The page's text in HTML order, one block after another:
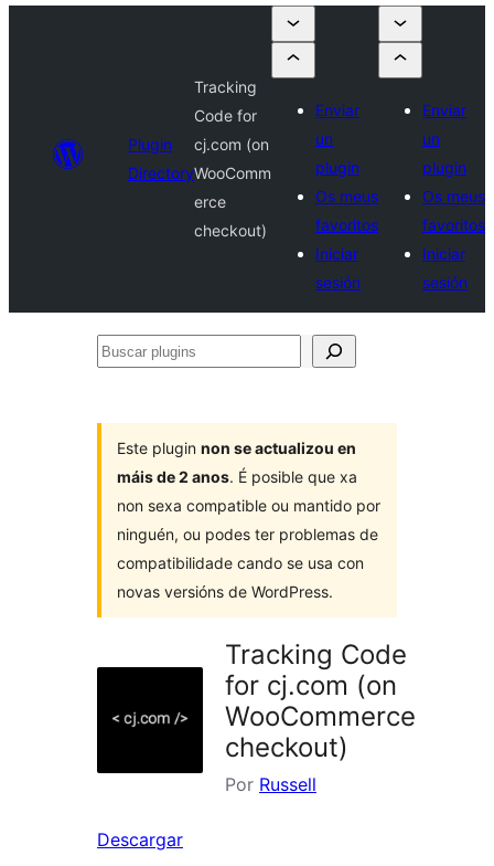
Plugin
Directory
Tracking
Code for
cj.com (on
WooComm
erce
checkout)
Enviar
un
plugin
Os meus
favoritos
Iniciar
sesión
Enviar
un
plugin
Os meus
favoritos
Iniciar
sesión
Buscar
Este plugin non se actualizou en
máis de 2 anos. É posible que xa
non sexa compatible ou mantido por
ninguén, ou podes ter problemas de
compatibilidade cando se usa con
novas versións de WordPress.
Tracking Code
for cj.com (on
WooCommerce
checkout)
Por Russell
Descargar